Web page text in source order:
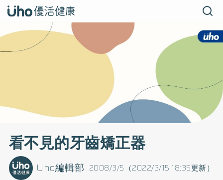
看不見的牙齒矯正器
2008/3/5（2022/3/15 18:35更新）
Uho編輯部